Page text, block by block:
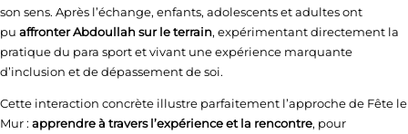
son sens. Après l’échange, enfants, adolescents et adultes ont
pu affronter Abdoullah sur le terrain, expérimentant directement la
pratique du para sport et vivant une expérience marquante
d’inclusion et de dépassement de soi.
Cette interaction concrète illustre parfaitement l’approche de Fête le
Mur : apprendre à travers l’expérience et la rencontre, pour